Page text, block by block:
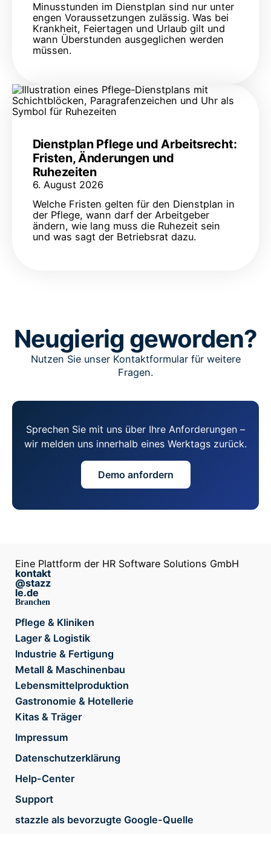
Minusstunden im Dienstplan sind nur unter
engen Voraussetzungen zulässig. Was bei
Krankheit, Feiertagen und Urlaub gilt und
wann Überstunden ausgeglichen werden
müssen.
Dienstplan Pflege und Arbeitsrecht:
Fristen, Änderungen und
Ruhezeiten
6. August 2026
Welche Fristen gelten für den Dienstplan in
der Pflege, wann darf der Arbeitgeber
ändern, wie lang muss die Ruhezeit sein
und was sagt der Betriebsrat dazu.
Neugierig geworden?
Nutzen Sie unser Kontaktformular für weitere
Fragen.
Sprechen Sie mit uns über Ihre Anforderungen –
wir melden uns innerhalb eines Werktags zurück.
Demo anfordern
Eine Plattform der HR Software Solutions GmbH
kontakt
@stazz
le.de
Branchen
Pflege & Kliniken
Lager & Logistik
Industrie & Fertigung
Metall & Maschinenbau
Lebensmittelproduktion
Gastronomie & Hotellerie
Kitas & Träger
Impressum
Datenschutzerklärung
Help-Center
Support
stazzle als bevorzugte Google-Quelle